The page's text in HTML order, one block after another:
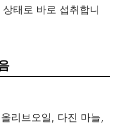
상태로 바로 섭취합니
리브오일, 다진 마늘,